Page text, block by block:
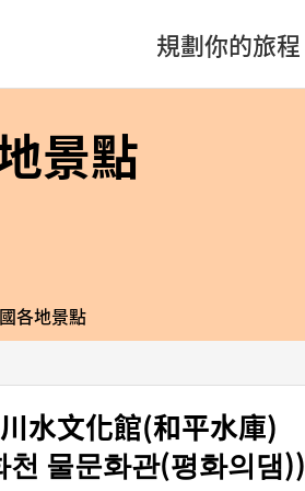
規劃你的旅程
景點
各地景點
水文化館(和平水庫)
천 물문화관(평화의댐))